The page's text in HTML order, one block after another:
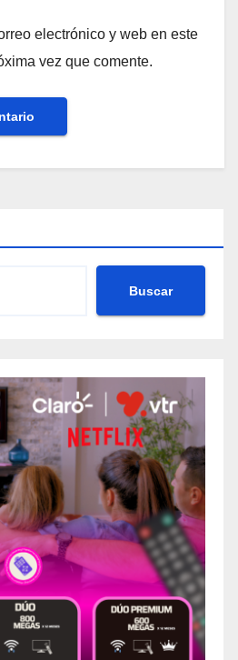
electrónico y web en este
vez que comente.
Buscar